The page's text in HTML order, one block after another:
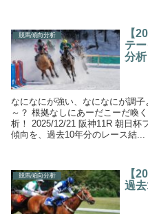
競馬傾向分析
【
テ
分析
なになにが強い、なになにが調
～？ 根拠なしにあーだこーだ喚
析！ 2025/12/21 阪神11R 朝日杯
傾向を、過去10年分のレース結...
競馬傾向分析
【
過